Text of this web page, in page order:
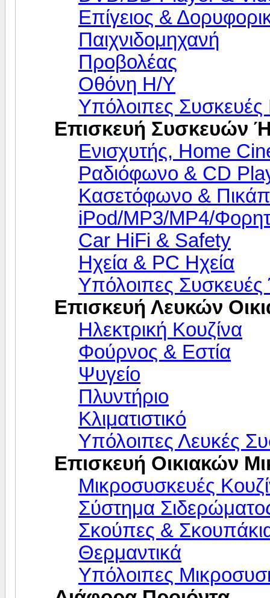
Επίγειος &
Παιχνιδομηχανή
Προβολέας
Οθόνη Η/Υ
Υπόλοιπες Συσκευές
Επισκευή Συσκευών
Eνισχυτής, Home
Ραδιόφωνο & CD
Κασετόφωνο & Πικάπ
iPod/MP3/MP4/
Car HiFi & Safety
Ηχεία & PC Ηχεία
Υπόλοιπες
Επισκευή Λευκών
Ηλεκτρική Κουζίνα
Φούρνος & Εστία
Ψυγείο
Πλυντήριο
Κλιματιστικό
Υπόλοιπες Λευκές
Επισκευή Οικιακών
Μικροσυσκευές
Σύστημα
Σκούπες &
Θερμαντικά
Υπόλοιπες